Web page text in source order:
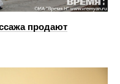
продают